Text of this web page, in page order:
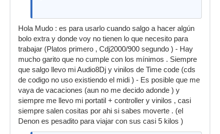
Hola Mudo : es para usarlo cuando salgo a hacer algún
bolo extra y donde voy no tienen lo que necesito para
trabajar (Platos primero , Cdj2000/900 segundo ) - Hay
mucho garito que no cumple con los mínimos . Siempre
que salgo llevo mi Audio8Dj y vinilos de Time code (cds
de codigo no uso existiendo el midi ) - Es posible que me
vaya de vacaciones (aun no me decido adonde ) y
siempre me llevo mi portatil + controller y vinilos , casi
siempre salen cositas por ahi si sabes moverte . (el
Denon es pesadito para viajar con sus casi 5 kilos )